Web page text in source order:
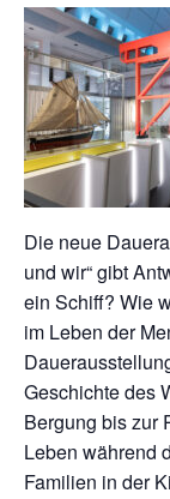
Die neue
und wir“ gibt
ein Schiff? Wie
im Leben der
Geschichte des
Bergung bis zur
Leben während
Familien in der